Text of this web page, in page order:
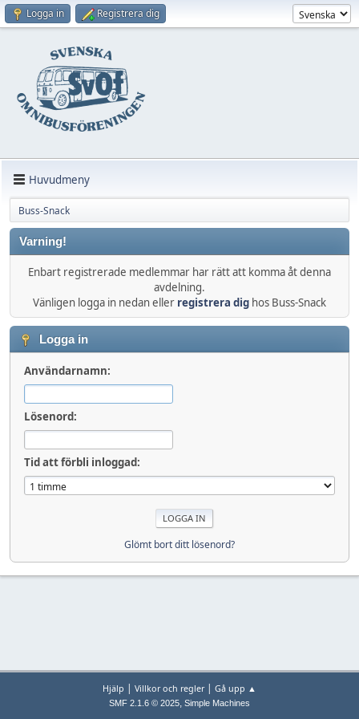
Logga in Registrera dig
Huvudmeny
Buss-Snack
Varning!
Enbart registrerade medlemmar har rätt att komma åt denna
avdelning.
Vänligen logga in nedan eller registrera dig hos Buss-Snack
Logga in
Användarnamn:
Lösenord:
Tid att förbli inloggad:
Glömt bort ditt lösenord?
Hjälp | Villkor och regler| Gå upp ▲
SMF 2.1.6 © 2025, Simple Machines